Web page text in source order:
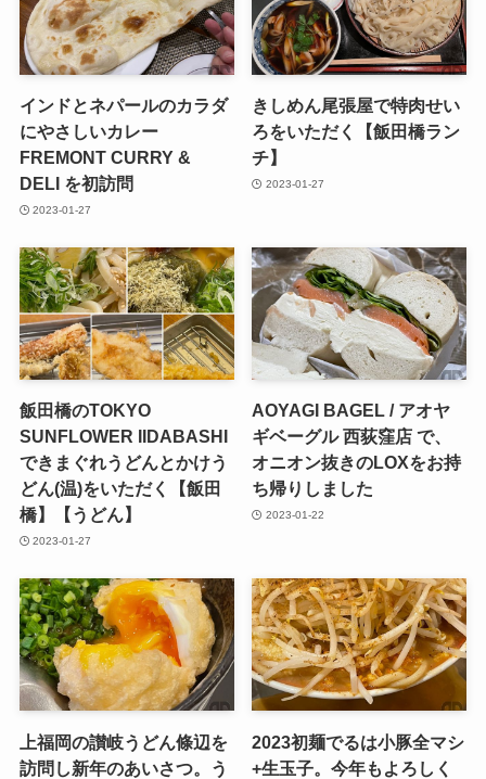
インドとネパールのカラダ
にやさしいカレー
FREMONT CURRY &
DELI を初訪問
2023-01-27
きしめん尾張屋で特肉せい
ろをいただく【飯田橋ラン
チ】
2023-01-27
飯田橋のTOKYO
SUNFLOWER IIDABASHI
できまぐれうどんとかけう
どん(温)をいただく【飯田
橋】【うどん】
2023-01-27
AOYAGI BAGEL / アオヤ
ギベーグル 西荻窪店 で、
オニオン抜きのLOXをお持
ち帰りしました
2023-01-22
上福岡の讃岐うどん條辺を
訪問し新年のあいさつ。う
2023初麺でるは小豚全マシ
+生玉子。今年もよろしく